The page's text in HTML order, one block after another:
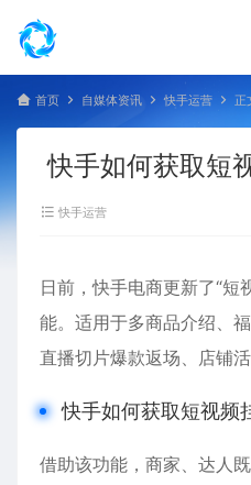
首页 自媒体资讯 快手运营 正
快手如何获取短
快手运营
日前，快手电商更新了“短
能。适用于多商品介绍、
直播切片爆款返场、店铺
快手如何获取短视频
借助该功能，商家、达人